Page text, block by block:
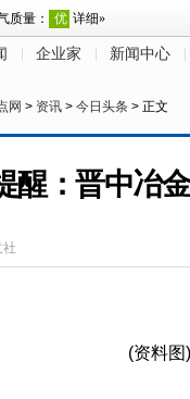
企业家 新闻中心
网 > 资讯 > 今日头条 > 正文
醒：晋中冶
社
(资料图)